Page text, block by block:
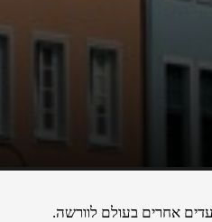
אחרים בעולם לוורשה.